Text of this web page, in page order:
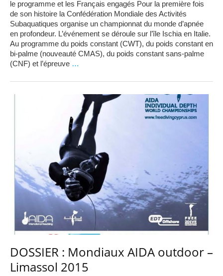
le programme et les Français engagés Pour la première fois
de son histoire la Confédération Mondiale des Activités
Subaquatiques organise un championnat du monde d’apnée
en profondeur. L’événement se déroule sur l’île Ischia en Italie.
Au programme du poids constant (CWT), du poids constant en
bi-palme (nouveauté CMAS), du poids constant sans-palme
(CNF) et l’épreuve …
DOSSIER : Mondiaux AIDA outdoor –
Limassol 2015